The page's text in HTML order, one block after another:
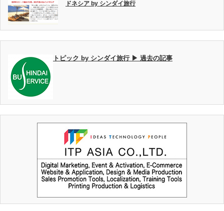
ドネシア by シンダイ旅行
トピック by シンダイ旅行 ▶ 過去の記事